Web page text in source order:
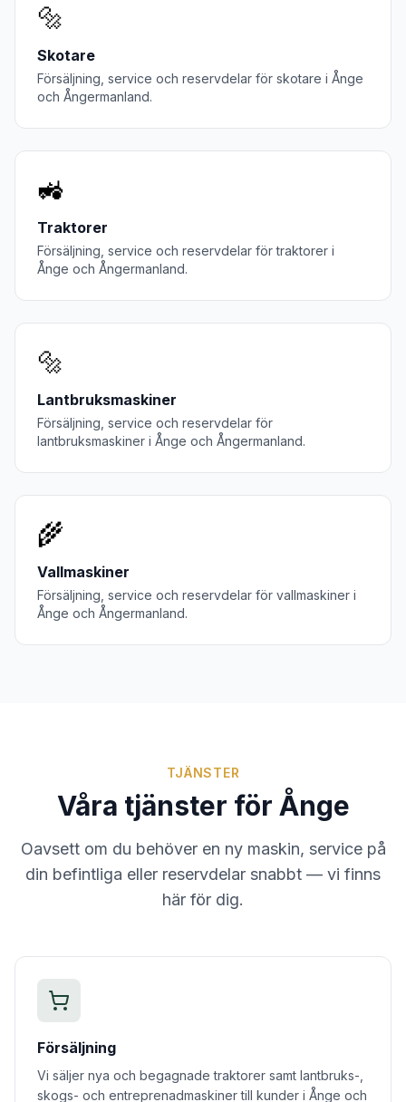
🔩
Skotare
Försäljning, service och reservdelar för skotare i Ånge
och Ångermanland.
🚜
Traktorer
Försäljning, service och reservdelar förtraktorer i
Ånge och Ångermanland.
🔩
Lantbruksmaskiner
Försäljning, service och reservdelar för
lantbruksmaskiner i Ånge och Ångermanland.
🌾
Vallmaskiner
Försäljning, service och reservdelar för vallmaskiner i
Ånge och Ångermanland.
TJÄNSTER
Våra tjänster för Ånge
Oavsett om du behöver en ny maskin, service på
din befintliga eller reservdelar snabbt — vi finns
här för dig.
Försäljning
Vi säljer nya och begagnade traktorer samt lantbruks-,
skogs- och entreprenadmaskiner till kunder i Ånge och